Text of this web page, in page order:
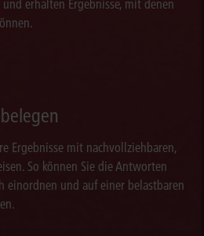
erhalten Ergebnisse, mit denen
Ergebnisse mit nachvollziehbaren,
So können Sie die Antworten
einordnen und auf einer belastbaren